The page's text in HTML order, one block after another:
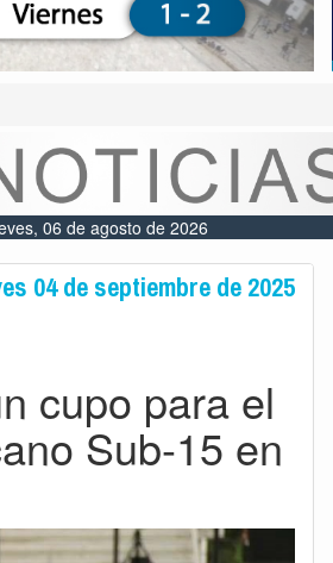
06 de agosto de 2026
04 de septiembre de 2025
cupo para el
Sub-15 en